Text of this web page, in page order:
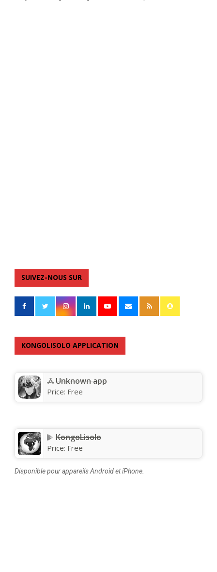
SUIVEZ-NOUS SUR
KONGOLISOLO APPLICATION
Unknown app
Price: Free
KongoLisolo
Price: Free
Disponible pour appareils Android et iPhone.